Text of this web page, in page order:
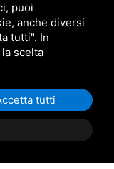
puoi
anche diversi
tutti". In
scelta
tutti